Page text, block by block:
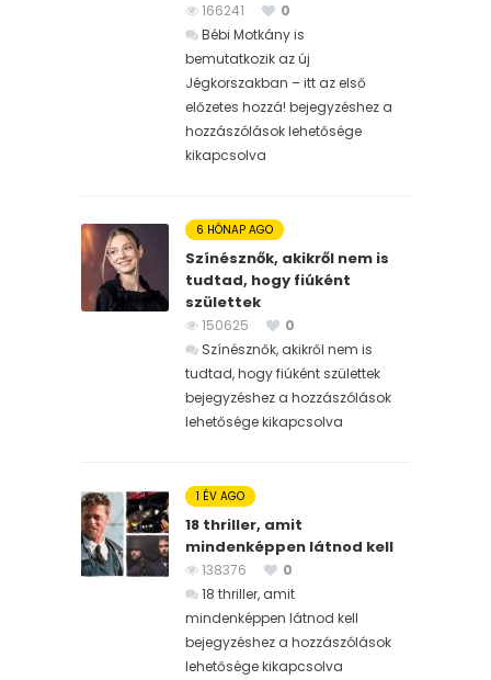
166241
0
Bébi Motkány is
bemutatkozik az új
Jégkorszakban – itt az első
előzetes hozzá! bejegyzéshez a
hozzászólások lehetősége
kikapcsolva
6 HÓNAP AGO
Színésznők, akikről nem is
tudtad, hogy fiúként
születtek
150625
0
Színésznők, akikről nem is
tudtad, hogy fiúként születtek
bejegyzéshez a hozzászólások
lehetősége kikapcsolva
1 ÉV AGO
18 thriller, amit
mindenképpen látnod kell
138376
0
18 thriller, amit
mindenképpen látnod kell
bejegyzéshez a hozzászólások
lehetősége kikapcsolva